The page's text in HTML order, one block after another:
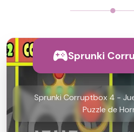
Sprunki
Sprunki Corruptbox 4 -
Puzzle de